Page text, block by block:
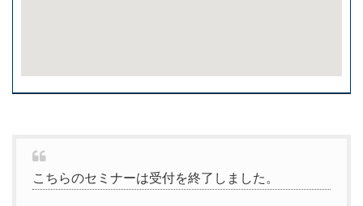
こちらのセミナーは受付を終了しました。